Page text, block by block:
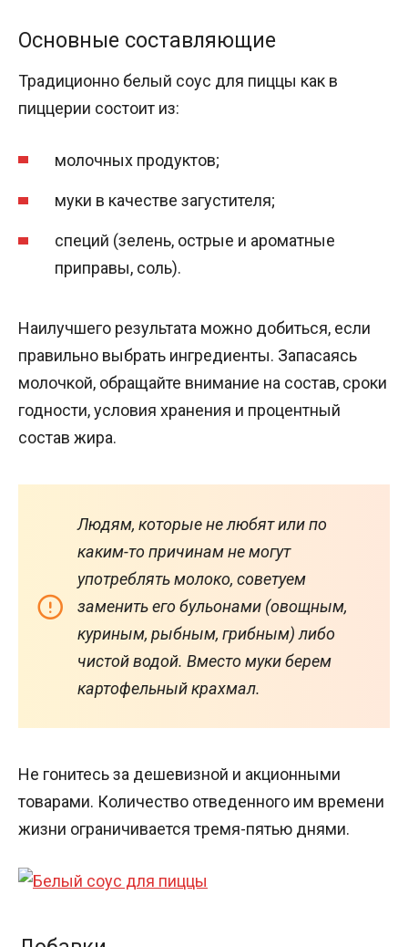
Основные составляющие
Традиционно белый соус для пиццы как в
пиццерии состоит из:
молочных продуктов;
муки в качестве загустителя;
специй (зелень, острые и ароматные
приправы, соль).
Наилучшего результата можно добиться, если
правильно выбрать ингредиенты. Запасаясь
молочкой, обращайте внимание на состав, сроки
годности, условия хранения и процентный
состав жира.
Людям, которые не любят или по
каким-то причинам не могут
употреблять молоко, советуем
заменить его бульонами (овощным,
куриным, рыбным, грибным) либо
чистой водой. Вместо муки берем
картофельный крахмал.
Не гонитесь за дешевизной и акционными
товарами. Количество отведенного им времени
жизни ограничивается тремя-пятью днями.